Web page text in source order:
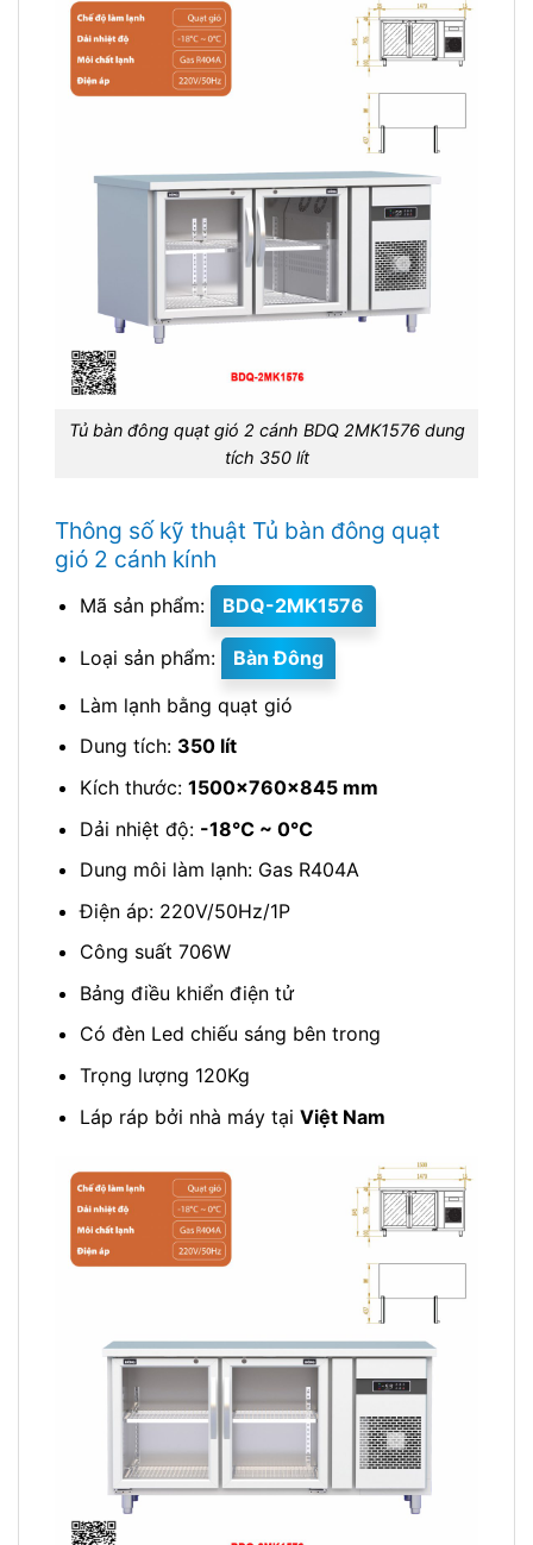
Tủ bàn đông quạt gió 2 cánh BDQ 2MK1576 dung
tích 350 lít
Thông số kỹ thuật Tủ bàn đông quạt
gió 2 cánh kính
Mã sản phẩm: BDQ-2MK1576
Loại sản phẩm:
Bàn Đông
Làm lạnh bằng quạt gió
Dung tích: 350 lít
Kích thước: 1500x760x845 mm
Dải nhiệt độ: -18℃ ~ 0℃
Dung môi làm lạnh: Gas R404A
Điện áp: 220V/50Hz/1P
Công suất 706W
Bảng điều khiển điện tử
Có đèn Led chiếu sáng bên trong
Trọng lượng 120Kg
Láp ráp bởi nhà máy tại Việt Nam